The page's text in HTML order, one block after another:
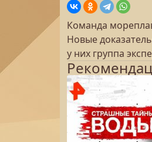
Команда
Новые
у них группа